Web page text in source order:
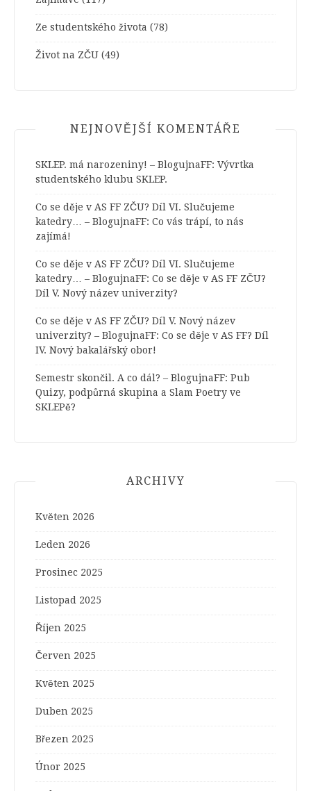
Ze studentského života (78)
Život na ZČU (49)
NEJNOVĚJŠÍ KOMENTÁŘE
SKLEP. má narozeniny! – BlogujnaFF: Vývrtka
studentského klubu SKLEP.
Co se děje v AS FF ZČU? Díl VI. Slučujeme
katedry… – BlogujnaFF: Co vás trápí, to nás
zajímá!
Co se děje v AS FF ZČU? Díl VI. Slučujeme
katedry… – BlogujnaFF: Co se děje v AS FF ZČU?
Díl V. Nový název univerzity?
Co se děje v AS FF ZČU? Díl V. Nový název
univerzity? – BlogujnaFF: Co se děje v AS FF? Díl
IV. Nový bakalářský obor!
Semestr skončil. A co dál? – BlogujnaFF: Pub
Quizy, podpůrná skupina a Slam Poetry ve
SKLEPě?
ARCHIVY
Květen 2026
Leden 2026
Prosinec 2025
Listopad 2025
Říjen 2025
Červen 2025
Květen 2025
Duben 2025
Březen 2025
Únor 2025